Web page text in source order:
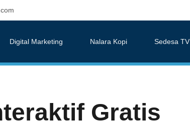
Digital Marketing Nalara Kopi Sedesa TV
Gratis